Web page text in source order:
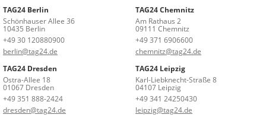
TAG24 Berlin
Schönhauser Allee 36
10435 Berlin
+49 30 120880900
berlin@tag24.de
TAG24 Chemnitz
Am Rathaus 2
09111 Chemnitz
+49 371 6906600
chemnitz@tag24.de
TAG24 Dresden
Ostra-Allee 18
01067 Dresden
+49 351 888-2424
dresden@tag24.de
TAG24 Leipzig
Karl-Liebknecht-Straße 8
04107 Leipzig
+49 341 24250430
leipzig@tag24.de